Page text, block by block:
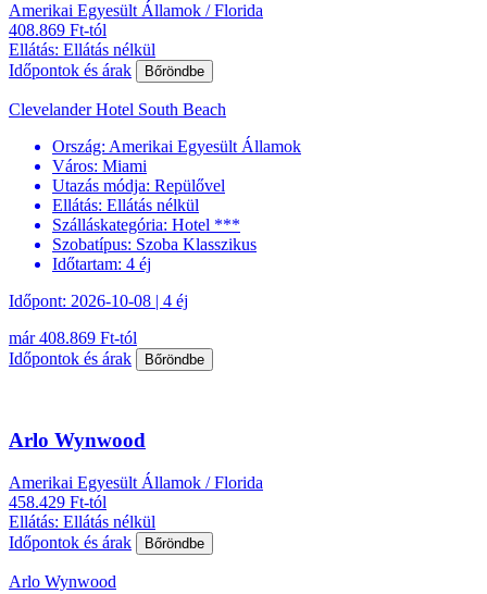
Amerikai Egyesült Államok / Florida
408.869 Ft-tól
Ellátás: Ellátás nélkül
Időpontok és árak
Bőröndbe
Clevelander Hotel South Beach
Ország: Amerikai Egyesült Államok
Város: Miami
Utazás módja: Repülővel
Ellátás: Ellátás nélkül
Szálláskategória: Hotel ***
Szobatípus: Szoba Klasszikus
Időtartam: 4 éj
Időpont: 2026-10-08 | 4 éj
már 408.869 Ft-tól
Időpontok és árak
Bőröndbe
Arlo Wynwood
Amerikai Egyesült Államok / Florida
458.429 Ft-tól
Ellátás: Ellátás nélkül
Időpontok és árak
Bőröndbe
Arlo Wynwood